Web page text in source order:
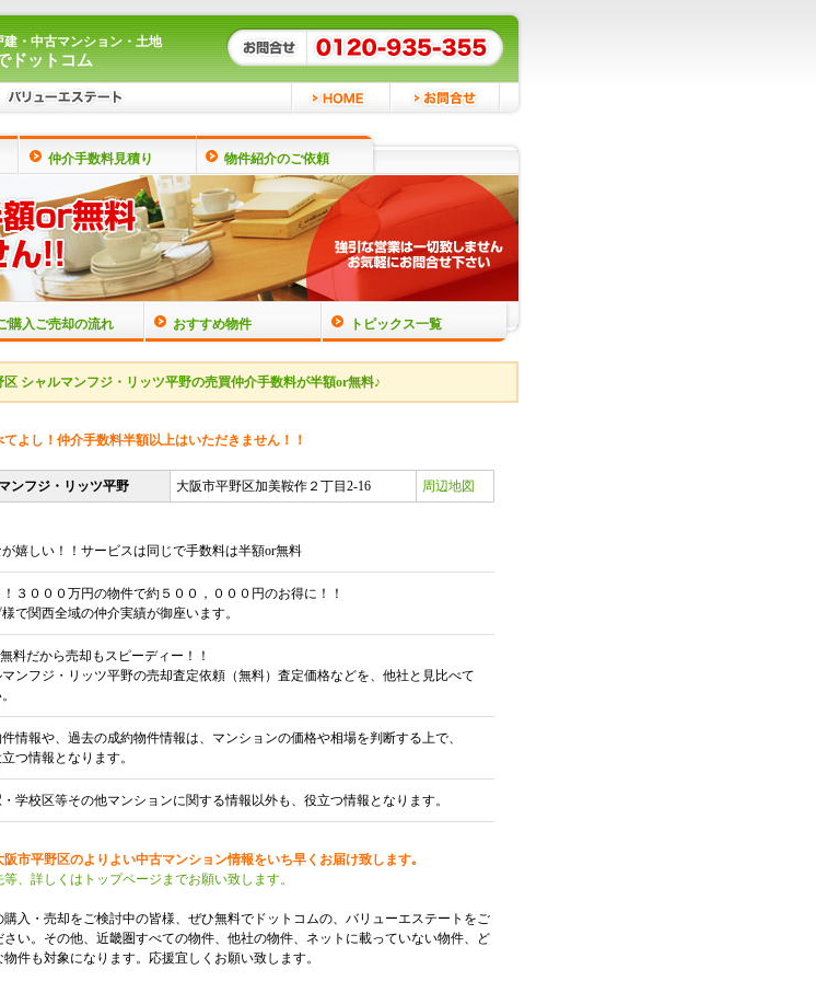
・中古マンション・土地
ドットコム
仲介手数料見積り 物件紹介のご依頼
購入ご売却の流れ おすすめ物件 トピックス一覧
区 シャルマンフジ・リッツ平野の売買仲介手数料が半額or無料♪
てよし！仲介手数料半額以上はいただきません！！
ンフジ・リッツ平野 大阪市平野区加美鞍作２丁目2-16 周辺地図
嬉しい！！サービスは同じで手数料は半額or無料
３０００万円の物件で約５００，０００円のお得に！！
で関西全域の仲介実績が御座います。
料だから売却もスピーディー！！
マンフジ・リッツ平野の売却査定依頼（無料）査定価格などを、他社と見比べて
情報や、過去の成約物件情報は、マンションの価格や相場を判断する上で、
つ情報となります。
学校区等その他マンションに関する情報以外も、役立つ情報となります。
阪市平野区のよりよい中古マンション情報をいち早くお届け致します｡
等、詳しくはトップページまでお願い致します。
購入・売却をご検討中の皆様、ぜひ無料でドットコムの、バリューエステートをご
さい。その他、近畿圏すべての物件、他社の物件、ネットに載っていない物件、ど
物件も対象になります。応援宜しくお願い致します。